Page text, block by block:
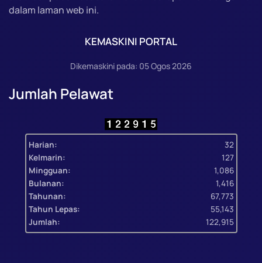
dalam laman web ini.
KEMASKINI PORTAL
Dikemaskini pada: 05 Ogos 2026
Jumlah Pelawat
Harian:
32
Kelmarin:
127
Mingguan:
1,086
Bulanan:
1,416
Tahunan:
67,773
Tahun Lepas:
55,143
Jumlah:
122,915